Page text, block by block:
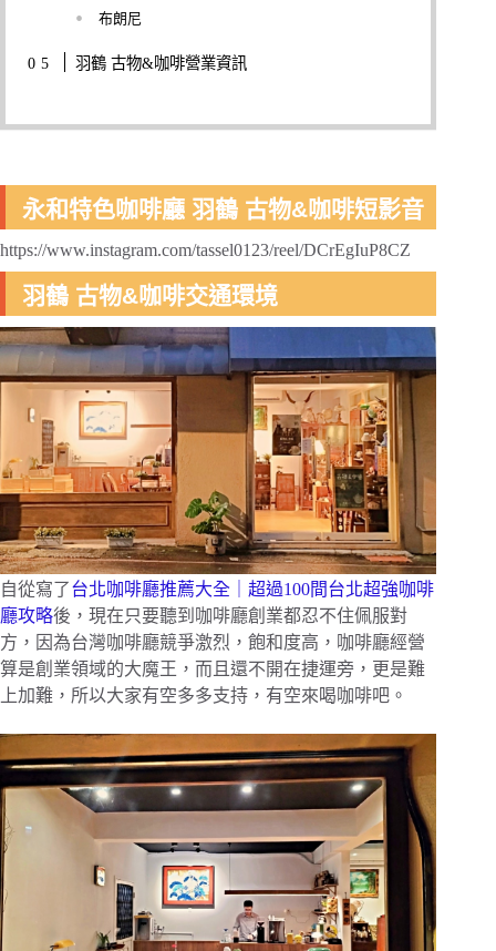
布朗尼
羽鶴 古物&咖啡營業資訊
永和特色咖啡廳 羽鶴 古物&咖啡短影音
https://www.instagram.com/tassel0123/reel/DCrEgIuP8CZ
羽鶴 古物&咖啡交通環境
自從寫了台北咖啡廳推薦大全｜超過100間台北超強咖啡
廳攻略後，現在只要聽到咖啡廳創業都忍不住佩服對
方，因為台灣咖啡廳競爭激烈，飽和度高，咖啡廳經營
算是創業領域的大魔王，而且還不開在捷運旁，更是難
上加難，所以大家有空多多支持，有空來喝咖啡吧。